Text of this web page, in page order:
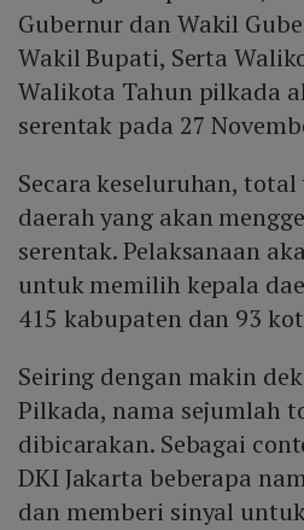
Gubernur dan Wakil
Wakil Bupati, Serta
Walikota Tahun pilkada
serentak pada 27
Secara keseluruhan,
daerah yang akan
serentak. Pelaksanaan
untuk memilih kepala
415 kabupaten dan 93
Seiring dengan makin
Pilkada, nama sejumlah
dibicarakan. Sebagai
DKI Jakarta beberapa
dan memberi sinyal